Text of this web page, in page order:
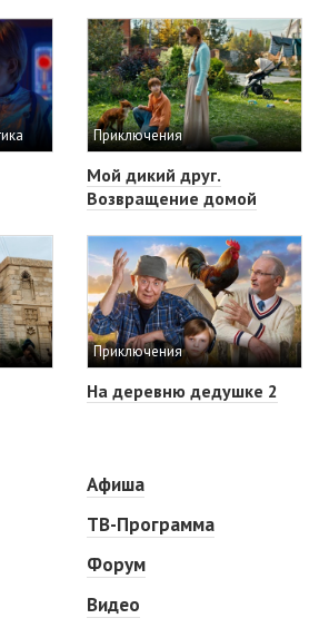
Приключения
Мой дикий друг.
Возвращение домой
Приключения
На деревню дедушке 2
Афиша
ТВ-Программа
Форум
Видео